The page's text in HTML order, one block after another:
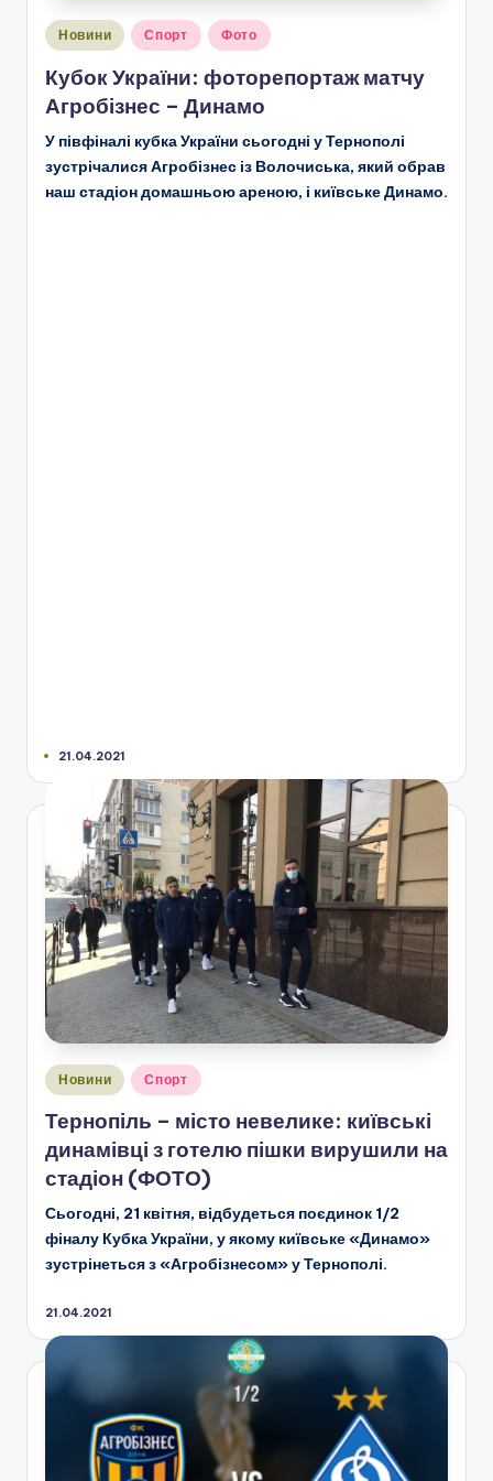
Опубліковано
Новини Спорт Фото
Кубок України: фоторепортаж матчу
Агробізнес – Динамо
У півфіналі кубка України сьогодні у Тернополі
зустрічалися Агробізнес із Волочиська, який обрав
наш стадіон домашньою ареною, і київське Динамо.
21.04.2021
Опубліковано
Новини Спорт
Тернопіль – місто невелике: київські
динамівці з готелю пішки вирушили на
стадіон (ФОТО)
Сьогодні, 21 квітня, відбудеться поєдинок 1/2
фіналу Кубка України, у якому київське «Динамо»
зустрінеться з «Агробізнесом» у Тернополі.
21.04.2021